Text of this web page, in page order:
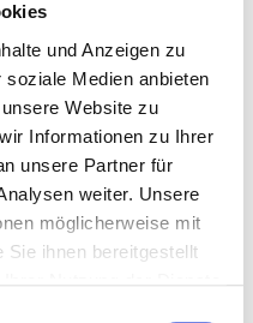
und Anzeigen zu
Medien anbieten
Website zu
Informationen zu Ihrer
unsere Partner für
weiter. Unsere
möglicherweise mit
Sie ihnen bereitgestellt
im Original
Vollmacht (siehe
und
der Bevollmächtigten)